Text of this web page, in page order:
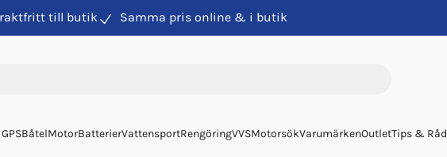
till butik Samma pris online & i butik
BåtelMotorBatterierVattensportRengöringVVSMotorsökVarumärkenOutletTips & Råd